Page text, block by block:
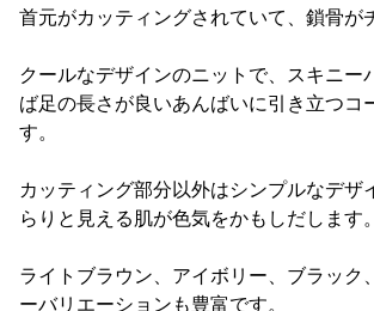
首元がカッティングされていて、鎖骨が
クールなデザインのニットで、スキニー
ば足の長さが良いあんばいに引き立つコ
す。
カッティング部分以外はシンプルなデザ
らりと見える肌が色気をかもしだします。
ライトブラウン、アイボリー、ブラック
ーバリエーションも豊富です。